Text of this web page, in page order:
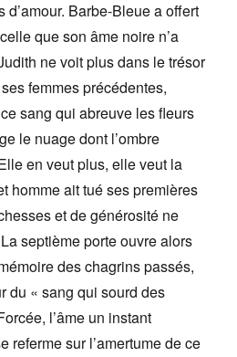
d’amour. Barbe-Bleue a offert
que son âme noire n’a
ne voit plus dans le trésor
femmes précédentes,
sang qui abreuve les fleurs
le nuage dont l’ombre
en veut plus, elle veut la
homme ait tué ses premières
et de générosité ne
septième porte ouvre alors
des chagrins passés,
du « sang qui sourd des
l’âme un instant
referme sur l’amertume de ce